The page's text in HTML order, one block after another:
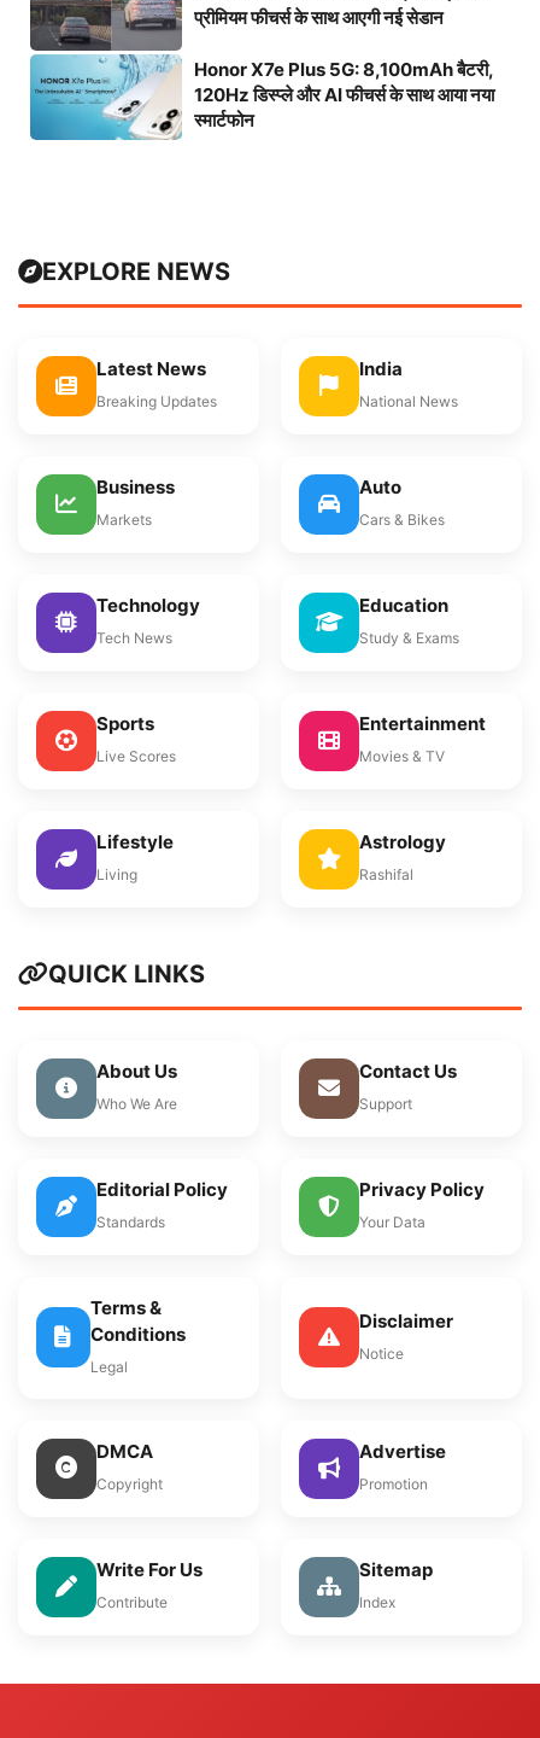
प्रीमियम फीचर्स के साथ आएगी नई सेडान
Honor X7e Plus 5G: 8,100mAh बैटरी,
120Hz डिस्प्ले और AI फीचर्स के साथ आया नया
स्मार्टफोन
EXPLORE NEWS
Latest News
Breaking Updates
India
National News
Business
Markets
Auto
Cars & Bikes
Technology
Tech News
Education
Study & Exams
Sports
Live Scores
Entertainment
Movies & TV
Lifestyle
Living
Astrology
Rashifal
QUICK LINKS
About Us
Who We Are
Contact Us
Support
Editorial Policy
Standards
Privacy Policy
Your Data
Terms &
Conditions
Legal
Disclaimer
Notice
DMCA
Copyright
Advertise
Promotion
Write For Us
Contribute
Sitemap
Index